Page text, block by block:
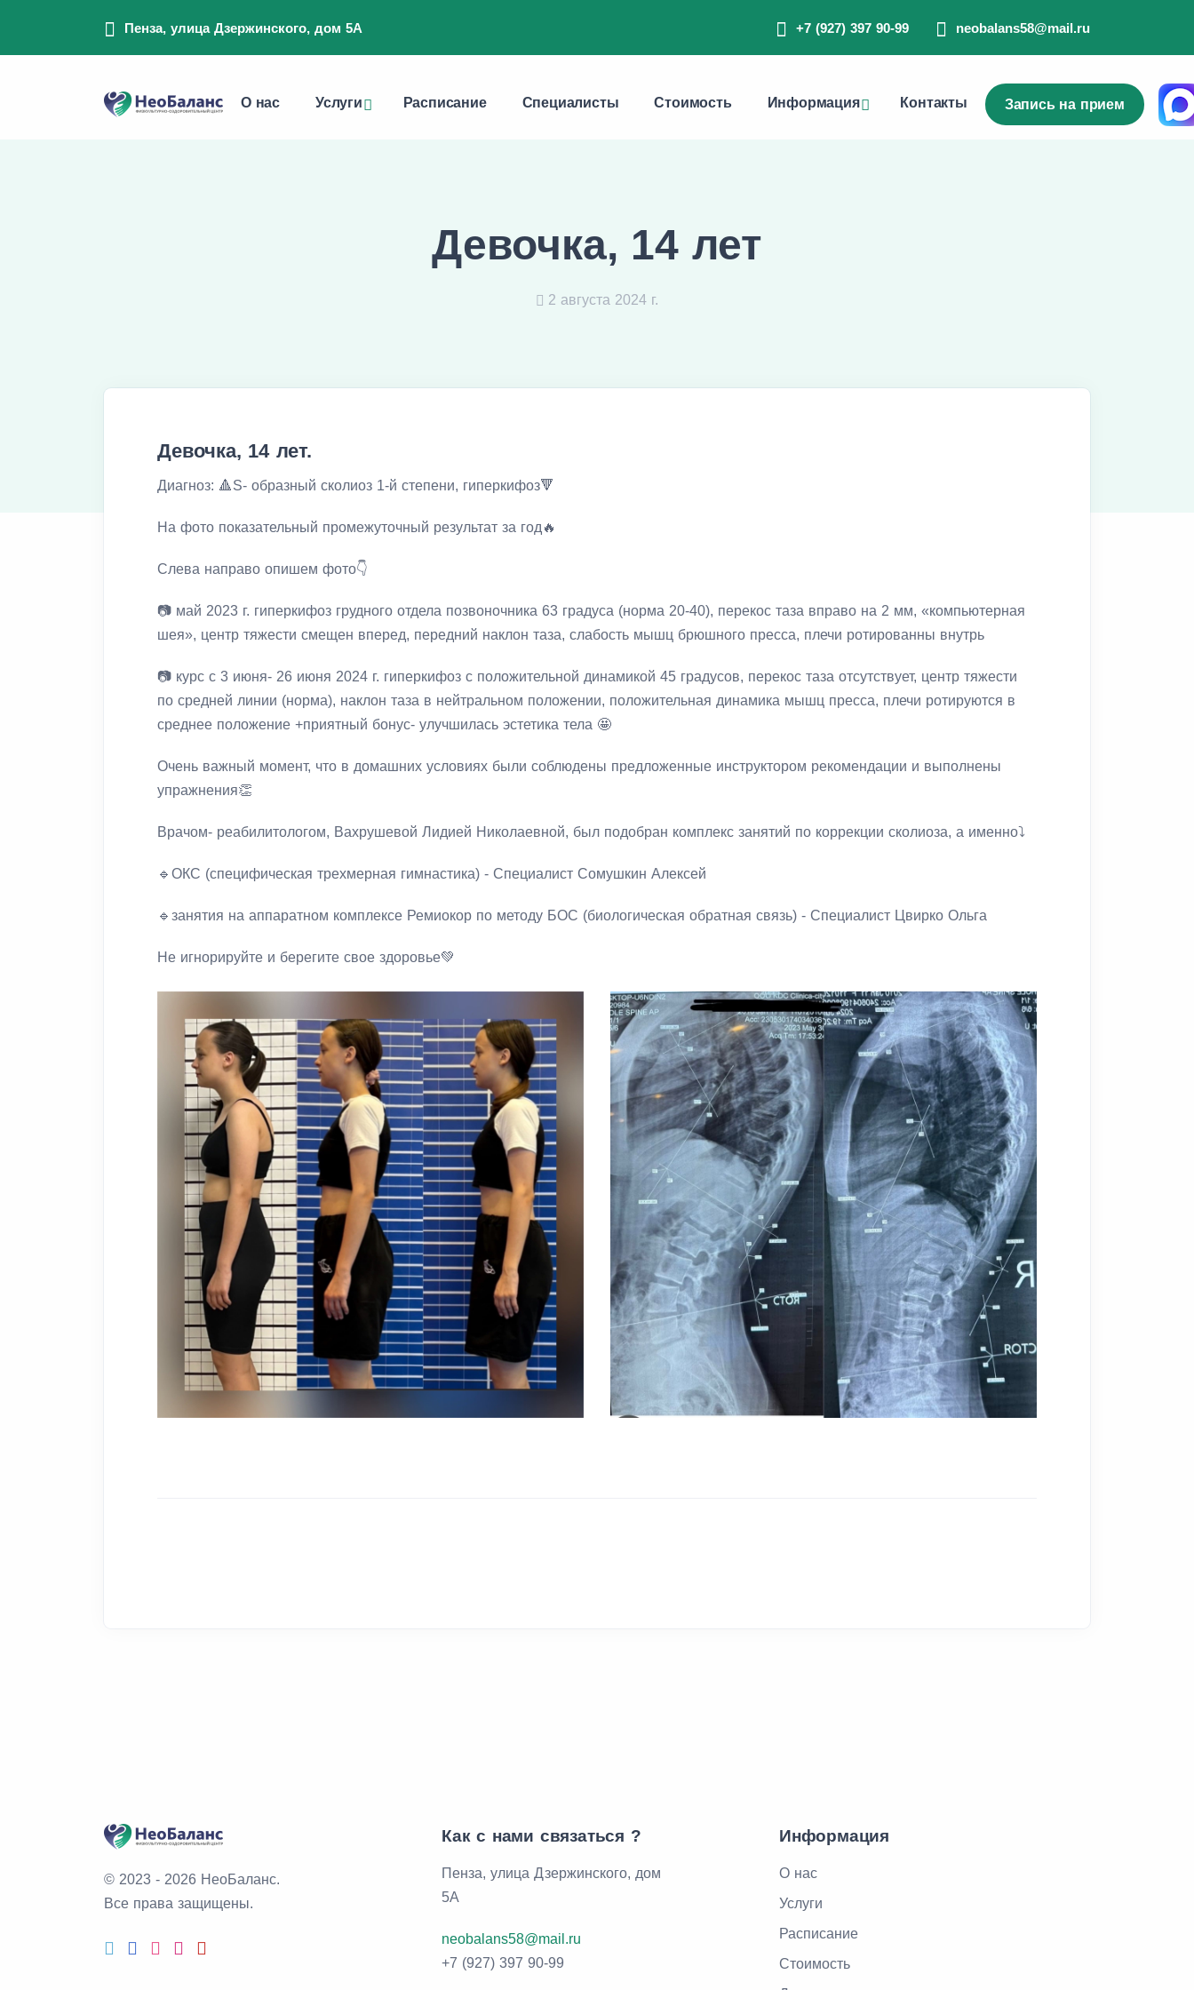
Пенза, улица Дзержинского, дом 5А +7 (927) 397 90-99 neobalans58@mail.ru
О нас Услуги Расписание Специалисты Стоимость Информация Контакты Запись на прием
Девочка, 14 лет
2 августа 2024 г.
Девочка, 14 лет.
Диагноз: 🔺S- образный сколиоз 1-й степени, гиперкифоз🔻
На фото показательный промежуточный результат за год🔥
Слева направо опишем фото👇
📷 май 2023 г. гиперкифоз грудного отдела позвоночника 63 градуса (норма 20-40), перекос таза вправо на 2 мм, «компьютерная
шея», центр тяжести смещен вперед, передний наклон таза, слабость мышц брюшного пресса, плечи ротированны внутрь
📷 курс с 3 июня- 26 июня 2024 г. гиперкифоз с положительной динамикой 45 градусов, перекос таза отсутствует, центр тяжести
по средней линии (норма), наклон таза в нейтральном положении, положительная динамика мышц пресса, плечи ротируются в
среднее положение +приятный бонус- улучшилась эстетика тела 🤩
Очень важный момент, что в домашних условиях были соблюдены предложенные инструктором рекомендации и выполнены
упражнения👏
Врачом- реабилитологом, Вахрушевой Лидией Николаевной, был подобран комплекс занятий по коррекции сколиоза, а именно⤵
🔹ОКС (специфическая трехмерная гимнастика) - Специалист Сомушкин Алексей
🔹занятия на аппаратном комплексе Ремиокор по методу БОС (биологическая обратная связь) - Специалист Цвирко Ольга
Не игнорируйте и берегите свое здоровье💚
© 2023 - 2026 НеоБаланс.
Все права защищены.
Как с нами связаться ?
Пенза, улица Дзержинского, дом
5А
neobalans58@mail.ru
+7 (927) 397 90-99
Информация
О нас
Услуги
Расписание
Стоимость